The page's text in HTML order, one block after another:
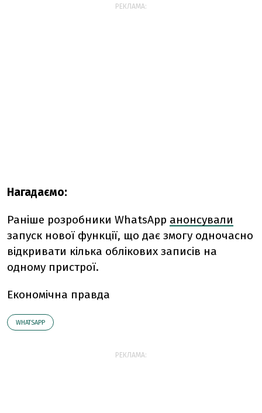
РЕКЛАМА:
Нагадаємо:
Раніше розробники WhatsApp анонсували
запуск нової функції, що дає змогу одночасно
відкривати кілька облікових записів на
одному пристрої.
Економічна правда
WHATSAPP
РЕКЛАМА: